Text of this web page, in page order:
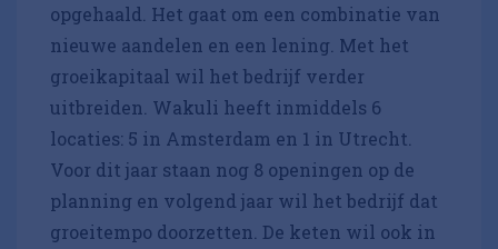
opgehaald. Het gaat om een combinatie van
nieuwe aandelen en een lening. Met het
groeikapitaal wil het bedrijf verder
uitbreiden. Wakuli heeft inmiddels 6
locaties: 5 in Amsterdam en 1 in Utrecht.
Voor dit jaar staan nog 8 openingen op de
planning en volgend jaar wil het bedrijf dat
groeitempo doorzetten. De keten wil ook in